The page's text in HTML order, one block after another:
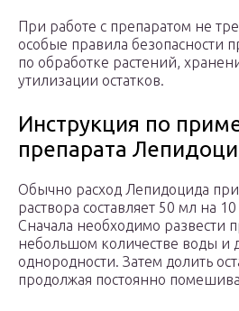
При работе с препаратом не
особые правила безопасности
по обработке растений,
утилизации остатков.
Инструкция по
препарата
Обычно расход Лепидоцида при
раствора составляет 50 мл на
Сначала необходимо развести
небольшом количестве воды и
однородности. Затем долить
продолжая постоянно